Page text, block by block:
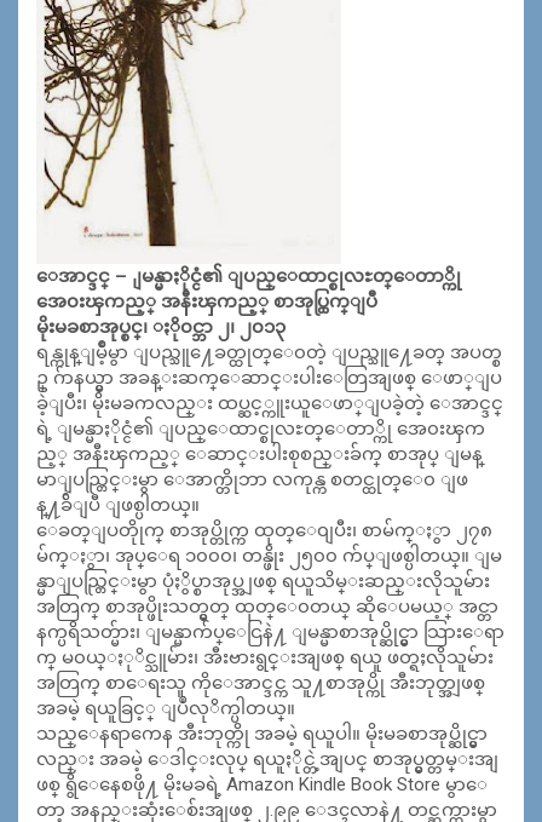
ေအာင္ဒင္ – ျမန္မာႏိုင္ငံ၏ ျပည္ေထာင္စုလႊတ္ေတာ္ကို
အေ၀းၾကည့္ အနီးၾကည့္ စာအုပ္ထြက္ျပီ
မိုးမခစာအုပ္စင္၊ ႏို၀င္ဘာ ၂၊ ၂၀၁၃
ရန္ကုန္ျမိဳ့မွာ ျပည္သူ႔ေခတ္ထုတ္ေ၀တဲ့ ျပည္သူ႔ေခတ္ အပတ္စ
ဥ္ ဂ်ာနယ္မွာ အခန္းဆက္ေဆာင္းပါးေတြအျဖစ္ ေဖာ္ျပ
ခဲ့ျပီး၊ မိုးမခကလည္း ထပ္ဆင့္ကူးယူေဖာ္ျပခဲ့တဲ့ ေအာင္ဒင္
ရဲ့ ျမန္မာႏိုင္ငံ၏ ျပည္ေထာင္စုလႊတ္ေတာ္ကို အေ၀းၾက
ည့္ အနီးၾကည့္ ေဆာင္းပါးစုစည္းခ်က္ စာအုပ္ ျမန္
မာျပည္တြင္းမွာ ေအာက္တိုဘာ လကုန္က စတင္ထုတ္ေ၀ ျဖ
န္႔ခ်ိျပီ ျဖစ္ပါတယ္။
ေခတ္ျပတိုုက္ စာအုပ္တိုက္က ထုတ္ေ၀ျပီး၊ စာမ်က္ႏွာ ၂၇၈
မ်က္ႏွာ၊ အုပ္ေရ ၁၀၀၀၊ တန္ဖိုး ၂၅၀၀ က်ပ္ျဖစ္ပါတယ္။ ျမ
န္မာျပည္တြင္းမွာ ပုံႏွိပ္စာအုပ္အျဖစ္ ရယူသိမ္းဆည္းလိုသူမ်ား
အတြက္ စာအုပ္ဖိုးသတ္မွတ္ ထုတ္ေ၀တယ္ ဆိုေပမယ့္ အင္တာ
နက္ပရိသတ္မ်ား၊ ျမန္မာက်ပ္ေငြနဲ႔ ျမန္မာစာအုပ္ဆိုင္မွာ သြားေရာ
က္ မ၀ယ္ႏုိင္သူမ်ား၊ အီးဗားရွင္းအျဖစ္ ရယူ ဖတ္ရႈလိုသူမ်ား
အတြက္ စာေရးသူ ကိုေအာင္ဒင္က သူ႔စာအုပ္ကို အီးဘုတ္အျဖစ္
အခမဲ့ ရယူခြင့္ ျပဳလုိက္ပါတယ္။
သည္ေနရာကေန အီးဘုတ္ကို အခမဲ့ ရယူပါ။ မိုးမခစာအုပ္ဆိုင္မွာ
လည္း အခမဲ့ ေဒါင္းလုပ္ ရယူႏိုင္တဲ့အျပင္ စာအုပ္မွတ္တမ္းအျ
ဖစ္ ရွိေနေစဖို႔ မိုးမခရဲ့ Amazon Kindle Book Store မွာေ
တာ့ အနည္းဆုံးေစ်းအျဖစ္ ၂.၉၉ ေဒၚလာနဲ႔ တင္ဆက္ထားမွာ